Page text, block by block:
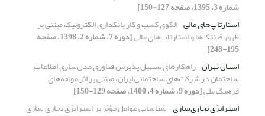
شماره 3، 1395، صفحه 127-150]
استارتاپ‌های مالی الگوی کسب و کار بانکداری الکترونیک مبتنی بر
ظهور فینتک‌ها و استارتاپ‌های مالی [دوره 7، شماره 2، 1398، صفحه
195-248]
استان تهران راهکارهای تسهیل پذیرش فناوری مدل‌سازی اطلاعات
ساختمان در شرکت‌های ساختمانی ایران، مبتنی بر اثر مولفه‌های
فرهنگ ملی[دوره 9، شماره 4، 1400، صفحه 129-150]
استراتژی تجاری‌سازی شناسایی عوامل مؤثر بر استراتژی تجاری سازی